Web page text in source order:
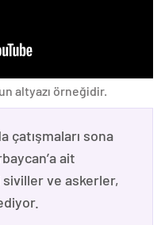
altyazı örneğidir.
çatışmaları sona
ait
ve askerler,